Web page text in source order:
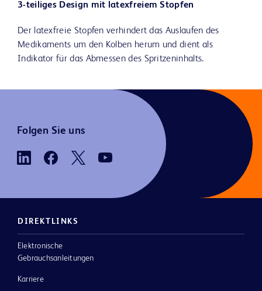
3-teiliges Design mit latexfreiem Stopfen
Der latexfreie Stopfen verhindert das Auslaufen des
Medikaments um den Kolben herum und dient als
Indikator für das Abmessen des Spritzeninhalts.
Folgen Sie uns
DIREKTLINKS
Elektronische
Gebrauchsanleitungen
Karriere